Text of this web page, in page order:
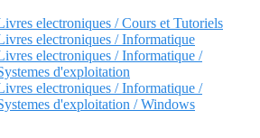
electroniques / Cours et Tutoriels
electroniques / Informatique
electroniques / Informatique /
d'exploitation
electroniques / Informatique /
d'exploitation / Windows